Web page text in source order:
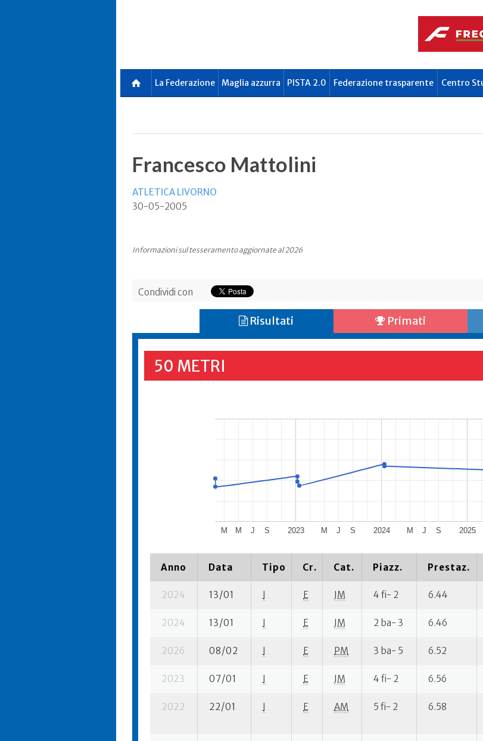
La Federazione Maglia azzurra PISTA 2.0 Federazione trasparente Centro
Francesco Mattolini
ATLETICA LIVORNO
30-05-2005
Informazioni sul tesseramento aggiornate al 2026
Condividi con
Risultati Primati
50 METRI
2023 2024 2025
M M J S M J S M J S
Anno Data Tipo Cr. Cat. Piazz. Prestaz.
2024 13/01 I E JM 4 fi- 2 6.44
2024 13/01 I E JM 2 ba- 3 6.46
2026 08/02 I E PM 3 ba- 5 6.52
2023 07/01 I E JM 4 fi- 2 6.56
2022 22/01 I E AM 5 fi- 2 6.58